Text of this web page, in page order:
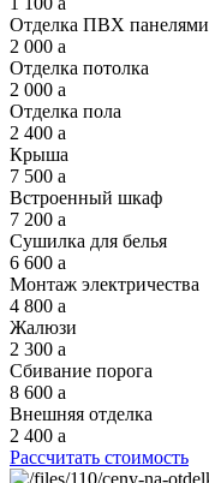
Отделка ПВХ панелями
2 000 a
Отделка потолка
2 000 a
Отделка пола
2 400 a
Крыша
7 500 a
Встроенный шкаф
7 200 a
Сушилка для белья
6 600 a
Монтаж электричества
4 800 a
Жалюзи
2 300 a
Сбивание порога
8 600 a
Внешняя отделка
2 400 a
Рассчитать стоимость